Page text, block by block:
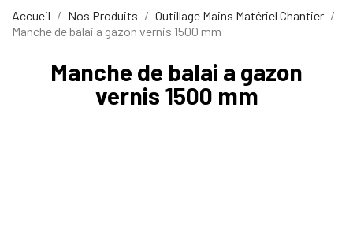
Accueil Nos Produits
Outillage Mains Matériel Chantier
Manche de balai a gazon vernis 1500 mm
Manche de balai a gazon
vernis 1500 mm